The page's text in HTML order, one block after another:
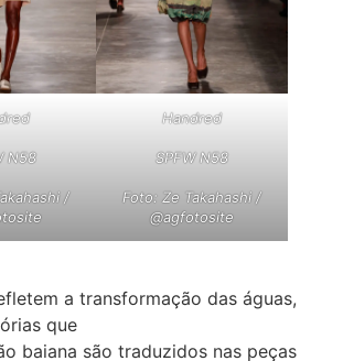
N58
/
Handred
SPFW N58
Foto: Ze Takahashi /
@agfotosite
a transformação das águas,
que
baiana são traduzidos nas peças